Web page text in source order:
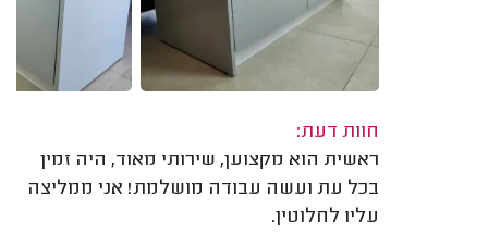
חוות דעת:
ראשית הוא מקצוען, שירותי מאוד, היה זמין
בכל עת ועשה עבודה מושלמת! אני ממליצה
עליו לחלוטין.